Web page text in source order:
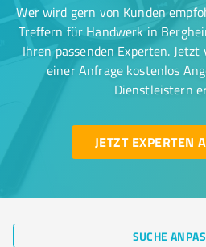
Wer wird gern von Kunden
Treffern für Handwerk in
Ihren passenden Experten.
einer Anfrage kostenlos
Dienstleistern
JETZT EXPERTEN
SUCHE